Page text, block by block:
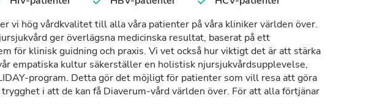
vi hög vårdkvalitet till alla våra patienter på våra kliniker världen över.
ger överlägsna medicinska resultat, baserat på ett
för klinisk guidning och praxis. Vi vet också hur viktigt det är att stärka
empatiska kultur säkerställer en holistisk njursjukvårdsupplevelse,
program. Detta gör det möjligt för patienter som vill resa att göra
i att de kan få Diaverum-vård världen över. För att alla förtjänar